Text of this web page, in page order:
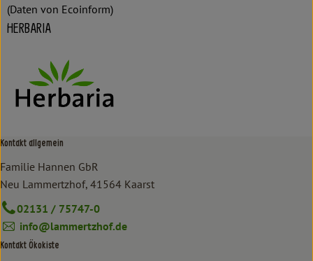
(Daten von Ecoinform)
HERBARIA
Kontakt allgemein
Familie Hannen GbR
Neu Lammertzhof, 41564 Kaarst
02131 / 75747-0
info@lammertzhof.de
Kontakt Ökokiste